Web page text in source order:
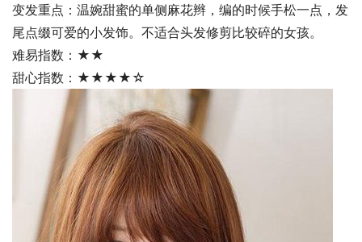
变发重点：温婉甜蜜的单侧麻花辫，编的时候手松一点，发
尾点缀可爱的小发饰。不适合头发修剪比较碎的女孩。
难易指数：★★
甜心指数：★★★★☆